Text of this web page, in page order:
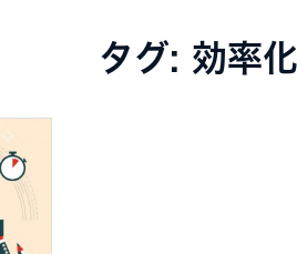
タグ: 効率